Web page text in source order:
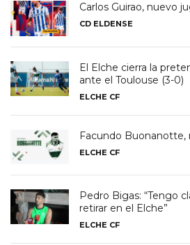
Carlos Guirao, nuevo
CD ELDENSE
El Elche cierra la
ante el Toulouse (3-0)
ELCHE CF
Facundo Buonanotte,
ELCHE CF
Pedro Bigas: “Tengo
retirar en el Elche”
ELCHE CF